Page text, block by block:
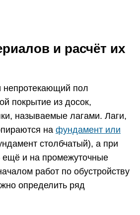
между опорами 2 м: размеры
мм;
мм;
мм;
мм;